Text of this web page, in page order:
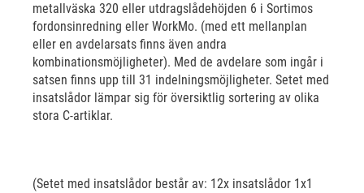
metallväska 320 eller utdragslådehöjden 6 i Sortimos
fordonsinredning eller WorkMo. (med ett mellanplan
eller en avdelarsats finns även andra
kombinationsmöjligheter). Med de avdelare som ingår i
satsen finns upp till 31 indelningsmöjligheter. Setet med
insatslådor lämpar sig för översiktlig sortering av olika
stora C-artiklar.
(Setet med insatslådor består av: 12x insatslådor 1x1